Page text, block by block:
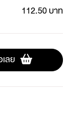
112.50 บาท
ลย